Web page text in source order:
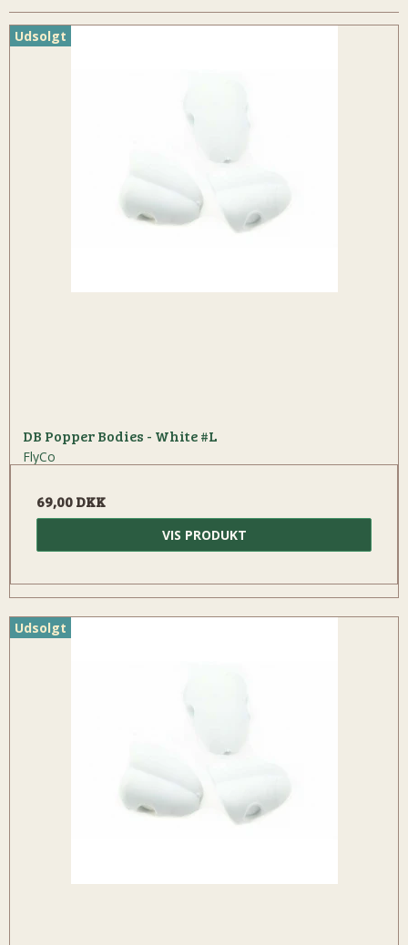
Udsolgt
DB Popper Bodies - White #L
FlyCo
69,00 DKK
VIS PRODUKT
Udsolgt